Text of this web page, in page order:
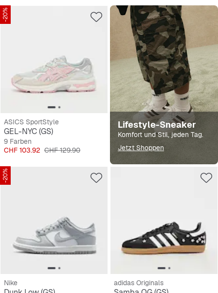
Lifestyle-Sneaker
Komfort und Stil, jeden Tag.
Jetzt Shoppen
-20%
ASICS SportStyle
GEL-NYC (GS)
9 Farben
Preis
CHF 103.92 Originalpreis
CHF 129.90
-20%
Nike adidas Originals